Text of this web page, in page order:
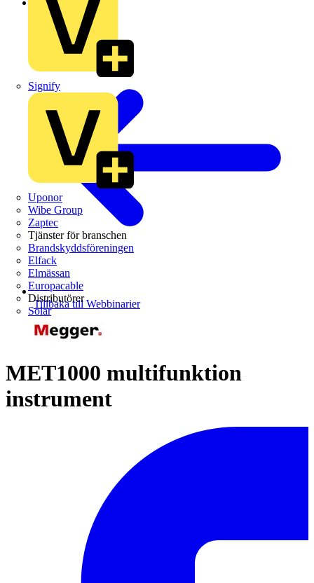
Signify
Uponor
Wibe Group
Zaptec
Tjänster för branschen
Brandskyddsföreningen
Elfack
Elmässan
Europacable
Distributörer
Solar
Tillbaka till Webbinarier
MET1000 multifunktion
instrument